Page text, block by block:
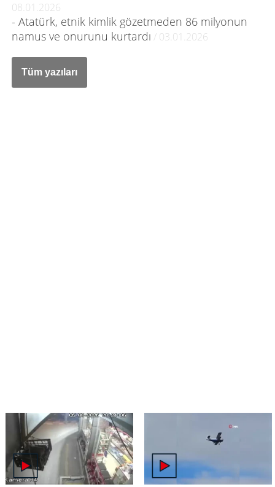
08.01.2026
- Atatürk, etnik kimlik gözetmeden 86 milyonun
namus ve onurunu kurtardı / 03.01.2026